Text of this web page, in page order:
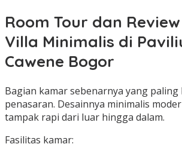
Room Tour dan
Villa Minimalis di
Cawene Bogor
Bagian kamar sebenarnya yang
penasaran. Desainnya minimalis
tampak rapi dari luar hingga dalam.
Fasilitas kamar: